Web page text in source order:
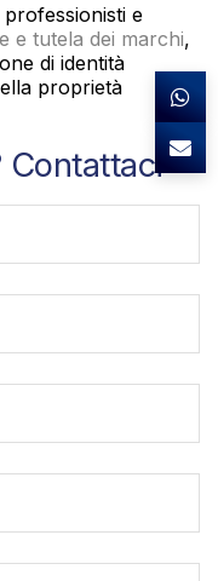
e
e tutela dei marchi,
di identità
proprietà
Contattaci